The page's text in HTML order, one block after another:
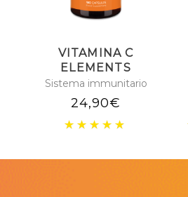
VITAMINA C
ELEMENTS
Sistema immunitario
24,90€